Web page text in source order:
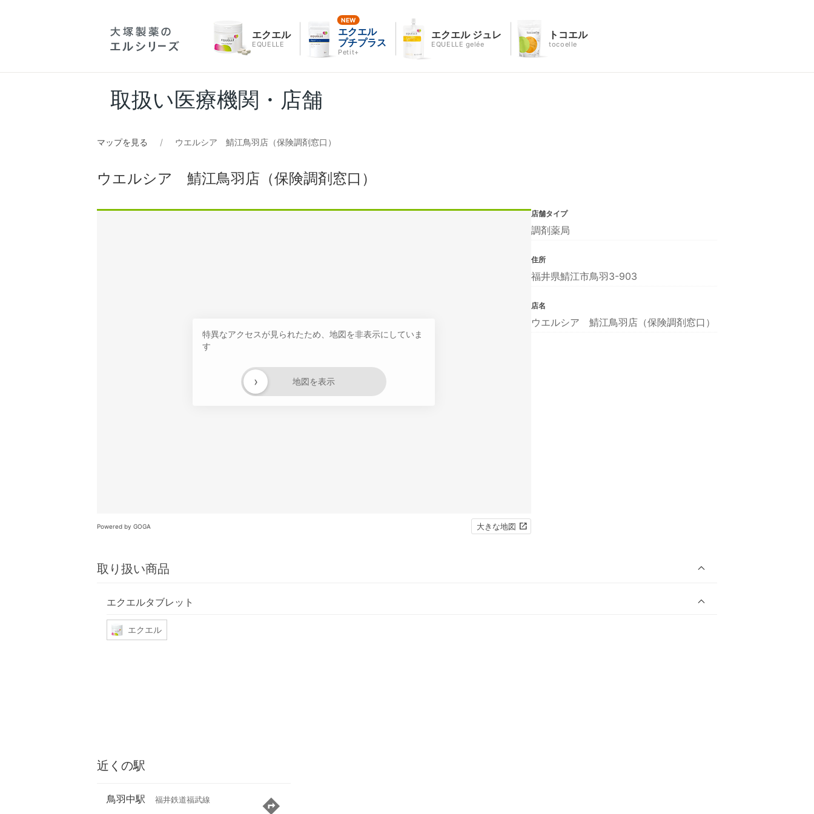
エクエル
EQUELLE
エクエル
プチプラス
Petit+
エクエル ジュレ
EQUELLE gelée
トコエル
tocoelle
取扱い医療機関・店舗
マップを見る ウエルシア 鯖江鳥羽店（保険調剤窓口）
ウエルシア 鯖江鳥羽店（保険調剤窓口）
特異なアクセスが見られたため、地図を非表示にしていま
す
地図を表示
›
Powered by GOGA 大きな地図
取り扱い商品
エクエルタブレット
エクエル
店舗タイプ
調剤薬局
住所
福井県鯖江市鳥羽3-903
店名
ウエルシア 鯖江鳥羽店（保険調剤窓口）
近くの駅
鳥羽中駅 福井鉄道福武線